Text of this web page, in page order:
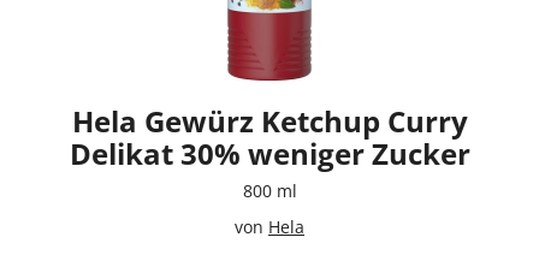
Hela Gewürz Ketchup Curry
Delikat 30% weniger Zucker
800 ml
von Hela